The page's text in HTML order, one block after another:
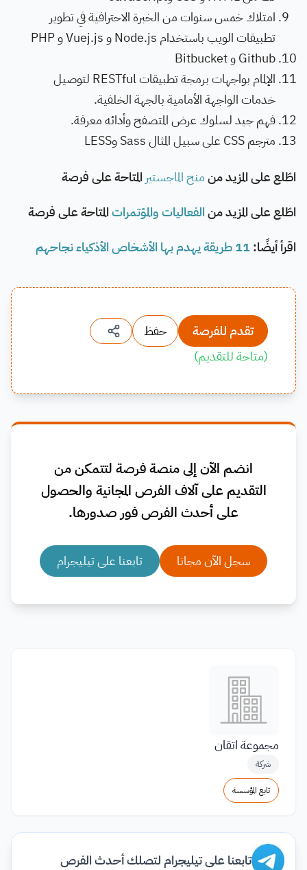
امتلاك خمس سنوات من الخبرة الاحترافية في تطوير
تطبيقات الويب باستخدام Node.js و Vuej.js و PHP
Github و Bitbucket
الإلمام بواجهات برمجة تطبيقات RESTful لتوصيل
خدمات الواجهة الأمامية بالجهة الخلفية.
فهم جيد لسلوك عرض المتصفح وأدائه معرفة.
مترجم CSS على سبيل المثال Sass وLESS
اطّلع على المزيد منمنح الماجستير المتاحة على فرصة
اطّلع على المزيد منالفعاليات والمؤتمراتالمتاحة على فرصة
اقرأ أيضًا:11 طريقة يهدم بها الأشخاص الأذكياء نجاحهم
تقدم للفرصة
حفظ
(متاحة للتقديم)
انضم الآن إلى منصة فرصة لتتمكن من
التقديم على آلاف الفرص المجانية والحصول
على أحدث الفرص فور صدورها.
سجل الآن مجانا تابعنا على تيليجرام
مجموعة اتقان
شركة
تابع المؤسسة
تابعنا على تيليجرام لتصلك أحدث الفرص